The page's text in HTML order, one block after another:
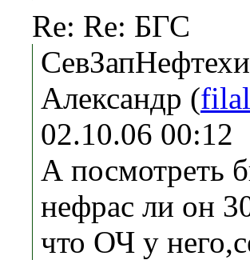
Re: Re: БГС
Александр (
02.10.06 00:12
А посмотреть
нефрас ли он
что ОЧ у